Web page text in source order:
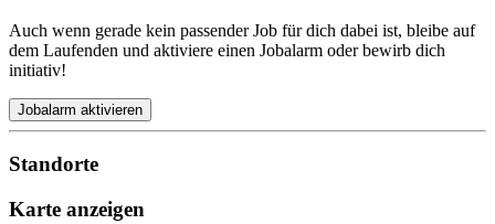
Auch wenn gerade kein passender Job für dich dabei ist, bleibe auf
dem Laufenden und aktiviere einen Jobalarm oder bewirb dich
initiativ!
Jobalarm aktivieren
Standorte
Karte anzeigen